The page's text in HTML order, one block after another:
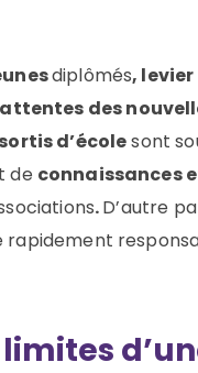
diplômés,
des
d’écolesont
de connaissances
.D’autre
rapidement